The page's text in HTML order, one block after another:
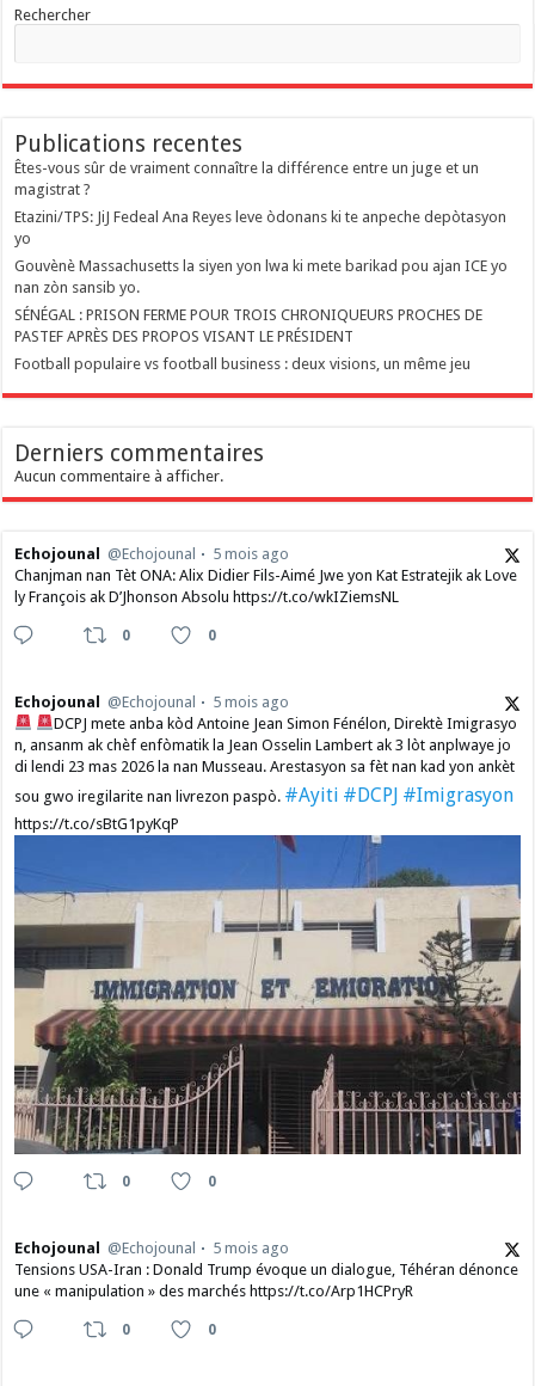
Rechercher
Publications recentes
Êtes-vous sûr de vraiment connaître la différence entre un juge et un
magistrat ?
Etazini/TPS: JiJ Fedeal Ana Reyes leve òdonans ki te anpeche depòtasyon
yo
Gouvènè Massachusetts la siyen yon lwa ki mete barikad pou ajan ICE yo
nan zòn sansib yo.
SÉNÉGAL : PRISON FERME POUR TROIS CHRONIQUEURS PROCHES DE
PASTEF APRÈS DES PROPOS VISANT LE PRÉSIDENT
Football populaire vs football business : deux visions, un même jeu
Derniers commentaires
Aucun commentaire à afficher.
Echojounal @Echojounal
5 mois ago
Chanjman nan Tèt ONA: Alix Didier Fils-Aimé Jwe yon Kat Estratejik ak Love
ly François ak D’Jhonson Absolu https://t.co/wkIZiemsNL
0 0
Echojounal @Echojounal
5 mois ago
DCPJ mete anba kòd Antoine Jean Simon Fénélon, Direktè Imigrasyo
n, ansanm ak chèf enfòmatik la Jean Osselin Lambert ak 3 lòt anplwaye jo
di lendi 23 mas 2026 la nan Musseau. Arestasyon sa fèt nan kad yon ankèt
sou gwo iregilarite nan livrezon paspò. #Ayiti #DCPJ #Imigrasyon
https://t.co/sBtG1pyKqP
0 0
Echojounal @Echojounal
5 mois ago
Tensions USA-Iran : Donald Trump évoque un dialogue, Téhéran dénonce
une « manipulation » des marchés https://t.co/Arp1HCPryR
0 0